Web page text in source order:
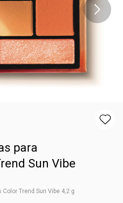
para
Sun Vibe
Trend Sun Vibe 4,2 g